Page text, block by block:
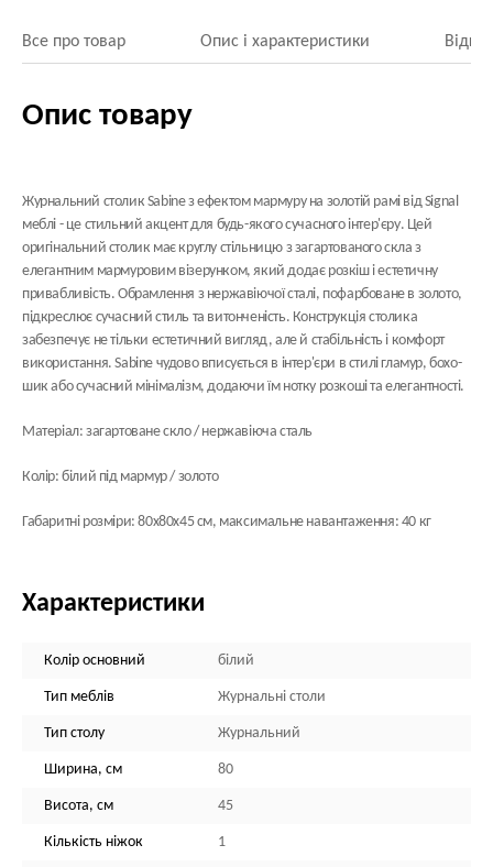
Все про товар Опис і характеристики
Опис товару
Журнальний столик Sabine з ефектом мармуру на золотій рамі від Signal
меблі - це стильний акцент для будь-якого сучасного інтер'єру. Цей
оригінальний столик має круглу стільницю з загартованого скла з
елегантним мармуровим візерунком, який додає розкіш і естетичну
привабливість. Обрамлення з нержавіючої сталі, пофарбоване в золото,
підкреслює сучасний стиль та витонченість. Конструкція столика
забезпечує не тільки естетичний вигляд, але й стабільність і комфорт
використання. Sabine чудово вписується в інтер'єри в стилі гламур, бохо-
шик або сучасний мінімалізм, додаючи їм нотку розкоші та елегантності.
Матеріал: загартоване скло / нержавіюча сталь
Колір: білий під мармур / золото
Габаритні розміри: 80х80х45 см, максимальне навантаження: 40 кг
Характеристики
Колір основний білий
Тип меблів Журнальні столи
Тип столу Журнальний
Ширина, см 80
Висота, см 45
Кількість ніжок 1